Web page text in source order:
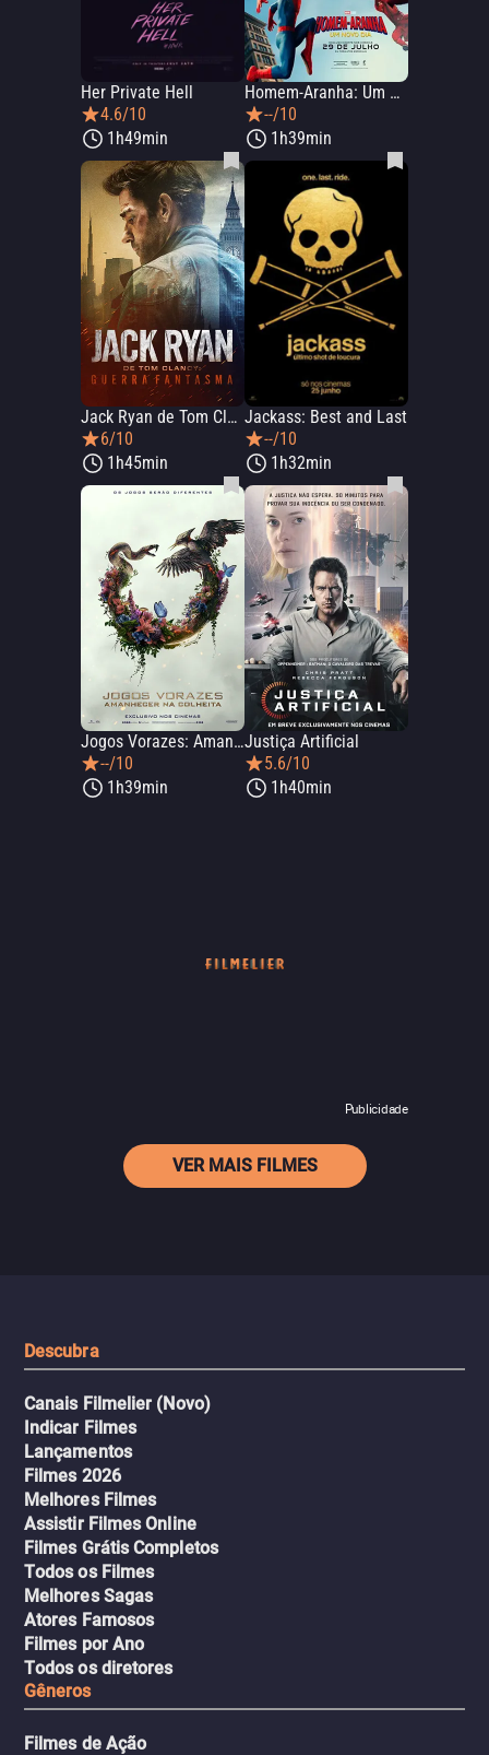
Her Private Hell
4.6/10
1h49min
Homem-Aranha: Um Novo Dia
--/10
1h39min
Jack Ryan de Tom Clancy: Guerra Fantasma
6/10
1h45min
Jackass: Best and Last
--/10
1h32min
Jogos Vorazes: Amanhecer na Colheita
--/10
1h39min
Justiça Artificial
5.6/10
1h40min
Publicidade
VER MAIS FILMES
Descubra
Canais Filmelier (Novo)
Indicar Filmes
Lançamentos
Filmes 2026
Melhores Filmes
Assistir Filmes Online
Filmes Grátis Completos
Todos os Filmes
Melhores Sagas
Atores Famosos
Filmes por Ano
Todos os diretores
Gêneros
Filmes de Ação